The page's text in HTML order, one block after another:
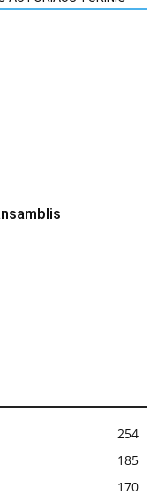
254
185
170